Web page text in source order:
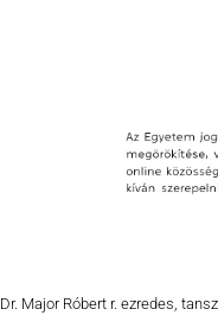
Dr. Major Róbert r. ezredes,